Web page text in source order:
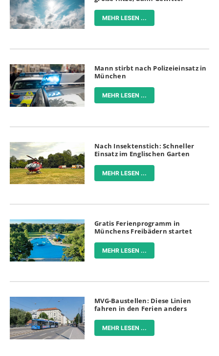
MEHR LESEN ...
Mann stirbt nach Polizeieinsatz in
München
MEHR LESEN ...
Nach Insektenstich: Schneller
Einsatz im Englischen Garten
MEHR LESEN ...
Gratis Ferienprogramm in
Münchens Freibädern startet
MEHR LESEN ...
MVG-Baustellen: Diese Linien
fahren in den Ferien anders
MEHR LESEN ...